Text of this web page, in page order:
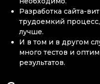
Разработка сайта-
трудоемкий процесс,
лучше.
И в том и в другом
много тестов и
результатов.